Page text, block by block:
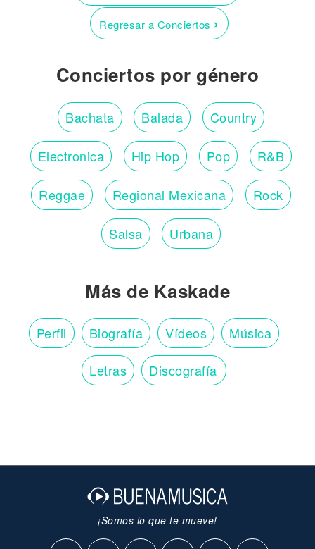
Regresar a Conciertos ›
Conciertos por género
Bachata Balada Country
Electronica Hip Hop Pop R&B
Reggae Regional Mexicana Rock
Salsa Urbana
Más de Kaskade
Perfil Biografía Vídeos Música
Letras Discografía
¡Somos lo que te mueve!